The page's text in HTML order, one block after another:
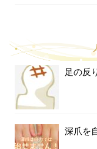
足の反
深爪を